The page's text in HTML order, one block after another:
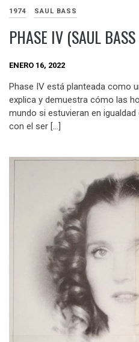
1974 SAUL BASS
PHASE IV (SAUL
ENERO 16, 2022
Phase IV está planteada como
explica y demuestra cómo las
mundo si estuvieran en
con el ser […]